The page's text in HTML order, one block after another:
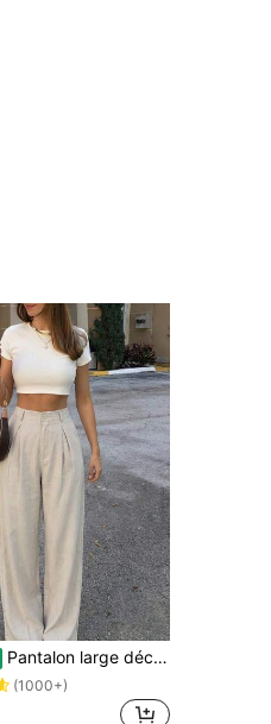
Pantalon large décontracté pour femmes, coupe ample, couleur unie, design de ceinture unique, convient pour le bureau et le port quotidien au printemps, style Office Siren
(1000+)